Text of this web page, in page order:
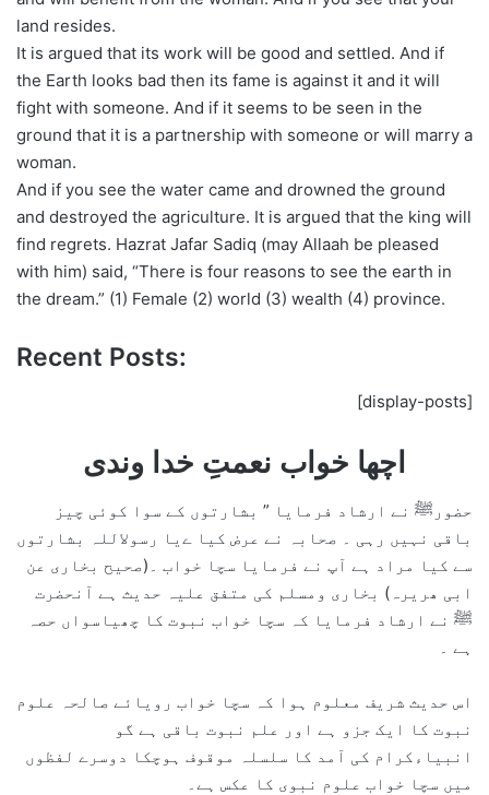
land resides.
It is argued that its work will be good and settled. And if
the Earth looks bad then its fame is against it and it will
fight with someone. And if it seems to be seen in the
ground that it is a partnership with someone or will marry a
woman.
And if you see the water came and drowned the ground
and destroyed the agriculture. It is argued that the king will
find regrets. Hazrat Jafar Sadiq (may Allaah be pleased
with him) said, “There is four reasons to see the earth in
the dream.” (1) Female (2) world (3) wealth (4) province.
Recent Posts:
[display-posts]
اچھا خواب نعمتِ خدا وندی
حضورﷺ نے ارشاد فرمایا ” بشارتوں کے سوا کوئی چیز
باقی نہیں رہی ۔ صحابہ نے عرض کیا ےیا رسولاللہ بشارتوں
سے کیا مراد ہے آپ نے فرمایا سچا خواب ۔(صحیح بخاری عن
ابی ھریرہ) بخاری ومسلم کی متفق علیہ حدیث ہے آنحضرت
ﷺ نے ارشاد فرمایا کہ سچا خواب نبوت کا چھیاسواں حصہ
ہے ۔
اس حدیث شریف معلوم ہوا کہ سچا خواب رویائے صالحہ علوم
نبوت کا ایک جزو ہے اور علم نبوت باقی ہے گو
انبیاءکرام کی آمد کا سلسلہ موقوف ہوچکا دوسرے لفظوں
میں سچا خواب علوم نبوی کا عکس ہے۔